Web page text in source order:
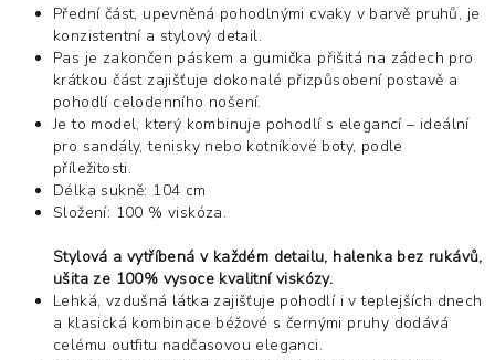
Přední část, upevněná pohodlnými cvaky v barvě pruhů, je
konzistentní a stylový detail.
Pas je zakončen páskem a gumička přišitá na zádech pro
krátkou část zajišťuje dokonalé přizpůsobení postavě a
pohodlí celodenního nošení.
Je to model, který kombinuje pohodlí s elegancí – ideální
pro sandály, tenisky nebo kotníkové boty, podle
příležitosti.
Délka sukně: 104 cm
Složení: 100 % viskóza.
Stylová a vytříbená v každém detailu, halenka bez rukávů,
ušita ze 100% vysoce kvalitní viskózy.
Lehká, vzdušná látka zajišťuje pohodlí i v teplejších dnech
a klasická kombinace béžové s černými pruhy dodává
celému outfitu nadčasovou eleganci.